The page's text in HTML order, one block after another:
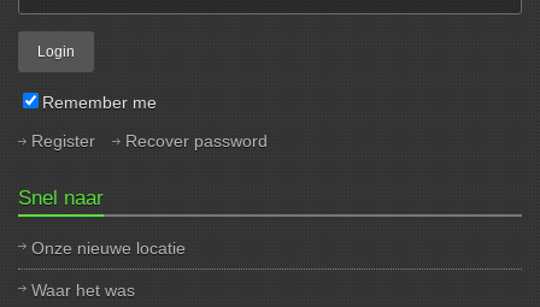
Remember me
Register
Recover password
Snel naar
Onze nieuwe locatie
Waar het was